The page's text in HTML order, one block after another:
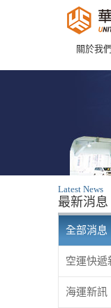
關於我們
Latest News
最新消息
全部消息
空運快遞
海運新訊